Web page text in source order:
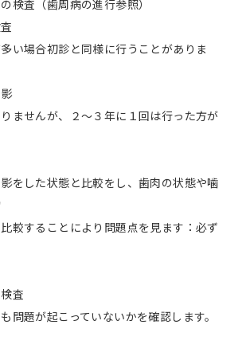
査（歯周病の進行参照）
場合初診と同様に行うことがありま
せんが、２〜３年に１回は行った方が
した状態と比較をし、歯肉の状態や噛
することにより問題点を見ます：必ず
査
題が起こっていないかを確認します。